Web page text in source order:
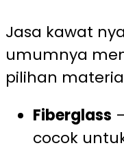
Jasa kawat
umumnya
pilihan
Fiberglass
cocok